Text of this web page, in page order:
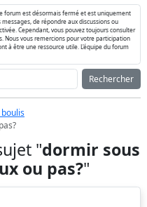
forum est désormais fermé et est uniquement
de répondre aux discussions ou
Cependant, vous pouvez toujours consulter
Nous vous remercions pour votre participation
à être une ressource utile. L'équipe du forum
Rechercher
"dormir sous
ou pas?"